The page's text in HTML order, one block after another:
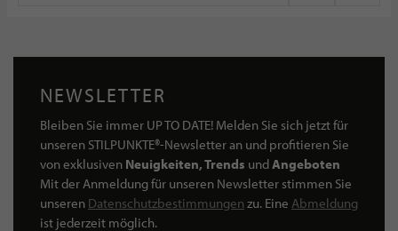
NEWSLETTER
Bleiben Sie immer UP TO DATE! Melden Sie sich jetzt für
unseren STILPUNKTE®-Newsletter an und profitieren Sie
von exklusiven Neuigkeiten, Trends undAngeboten
Mit der Anmeldung für unseren Newsletter stimmen Sie
unseren Datenschutzbestimmungen zu. Eine Abmeldung
ist jederzeit möglich.